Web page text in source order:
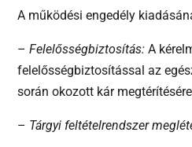
A működési engedély
– Felelősségbiztosítás: A
felelősségbiztosítással az
során okozott kár
– Tárgyi feltételrendszer